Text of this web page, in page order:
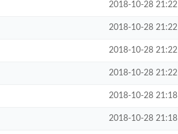
2018-10-28 21:22
2018-10-28 21:22
2018-10-28 21:22
2018-10-28 21:22
2018-10-28 21:18
2018-10-28 21:18